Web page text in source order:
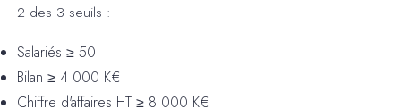
2 des 3 seuils :
Salariés ≥ 50
Bilan ≥ 4 000 K€
Chiffre d'affaires HT ≥ 8 000 K€